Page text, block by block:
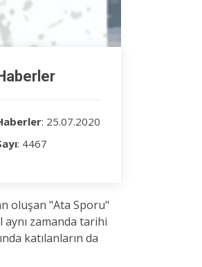
: 25.07.2020
: 4467
oluşan "Ata Sporu"
aynı zamanda tarihi
katılanların da